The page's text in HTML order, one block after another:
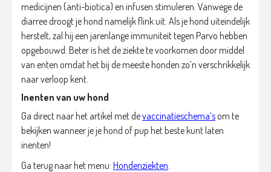
medicijnen (anti-biotica) en infusen stimuleren. Vanwege de
diarree droogt je hond namelijk flink uit. Als je hond uiteindelijk
herstelt, zal hij een jarenlange immuniteit tegen Parvo hebben
opgebouwd. Beter is het de ziekte te voorkomen door middel
van enten omdat het bij de meeste honden zo’n verschrikkelijk
naar verloop kent.
Inenten van uw hond
Ga direct naar het artikel met devaccinatieschema’s om te
bekijken wanneer je je hond of pup het beste kunt laten
inenten!
Ga terug naar het menu: Hondenziekten.